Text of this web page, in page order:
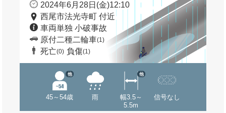
2024年6月28日(金)12:10
西尾市法光寺町 付近
車両単独 小破事故
原付二種二輪車(1)
死亡(0) 負傷(1)
45～54歳
他
雨
幅3.5～
5.5m
他
信号なし